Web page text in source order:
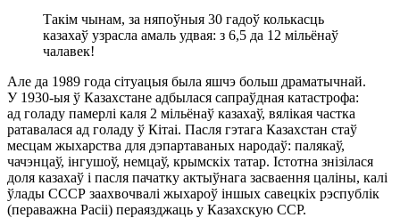
Такім чынам, за няпоўныя 30 гадоў колькасць
казахаў узрасла амаль удвая: з 6,5 да 12 мільёнаў
чалавек!
Але да 1989 года сітуацыя была яшчэ больш драматычнай.
У 1930-ыя ў Казахстане адбылася сапраўдная катастрофа:
ад голаду памерлі каля 2 мільёнаў казахаў, вялікая частка
ратавалася ад голаду ў Кітаі. Пасля гэтага Казахстан стаў
месцам жыхарства для дэпартаваных народаў: палякаў,
чачэнцаў, інгушоў, немцаў, крымскіх татар. Істотна знізілася
доля казахаў і пасля пачатку актыўнага засваення цаліны, калі
ўлады СССР заахвочвалі жыхароў іншых савецкіх рэспублік
(пераважна Расіі) пераязджаць у Казахскую ССР.